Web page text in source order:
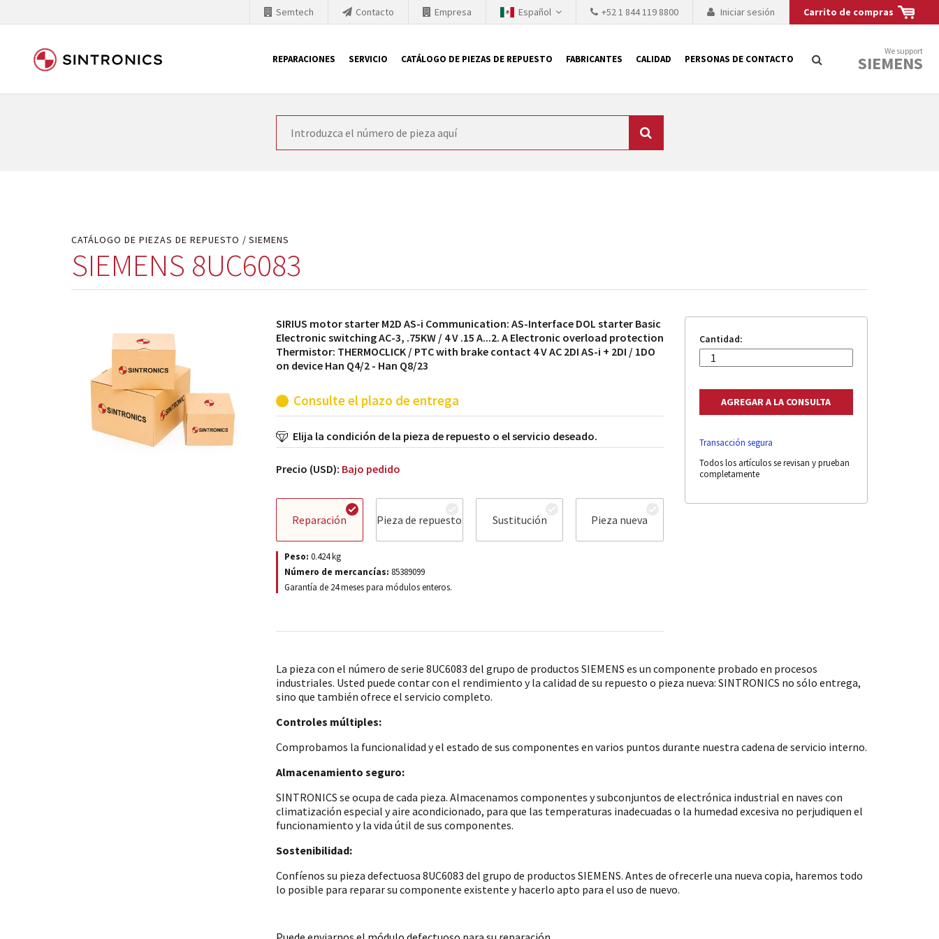
Carrito de compras
Iniciar sesión
+52 1 844 119 8800
Español
Empresa
Contacto
Semtech
REPARACIONES SERVICIO CATÁLOGO DE PIEZAS DE REPUESTO FABRICANTES CALIDAD PERSONAS DE CONTACTO
We support
SIEMENS
Nuestra colaboración con SIEMENS
de módulos descontinuados por módulos del propio almacén.
CATÁLOGO DE PIEZAS DE REPUESTO SIEMENS
SIEMENS 8UC6083
SIRIUS motor starter M2D AS-i Communication: AS-Interface DOL starter Basic
Electronic switching AC-3, .75KW / 4 V .15 A...2. A Electronic overload protection
Thermistor: THERMOCLICK / PTC with brake contact 4 V AC 2DI AS-i + 2DI / 1DO
on device Han Q4/2 - Han Q8/23
Consulte el plazo de entrega
Elija la condición de la pieza de repuesto o el servicio deseado.
Precio (USD): Bajo pedido
Reparación Pieza de repuesto Sustitución Pieza nueva
Peso: 0.424kg
Número de mercancías: 85389099
Garantía de 24 meses para módulos enteros.
Cantidad:
Transacción segura
Todos los artículos se revisan y prueban
completamente
La pieza con el número de serie 8UC6083 del grupo de productos SIEMENS es un componente probado en procesos
industriales. Usted puede contar con el rendimiento y la calidad de su repuesto o pieza nueva: SINTRONICS no sólo entrega,
sino que también ofrece el servicio completo.
Controles múltiples:
Comprobamos la funcionalidad y el estado de sus componentes en varios puntos durante nuestra cadena de servicio interno.
Almacenamiento seguro:
SINTRONICS se ocupa de cada pieza. Almacenamos componentes y subconjuntos de electrónica industrial en naves con
climatización especial y aire acondicionado, para que las temperaturas inadecuadas o la humedad excesiva no perjudiquen el
funcionamiento y la vida útil de sus componentes.
Sostenibilidad:
Confíenos su pieza defectuosa 8UC6083 del grupo de productos SIEMENS. Antes de ofrecerle una nueva copia, haremos todo
lo posible para reparar su componente existente y hacerlo apto para el uso de nuevo.